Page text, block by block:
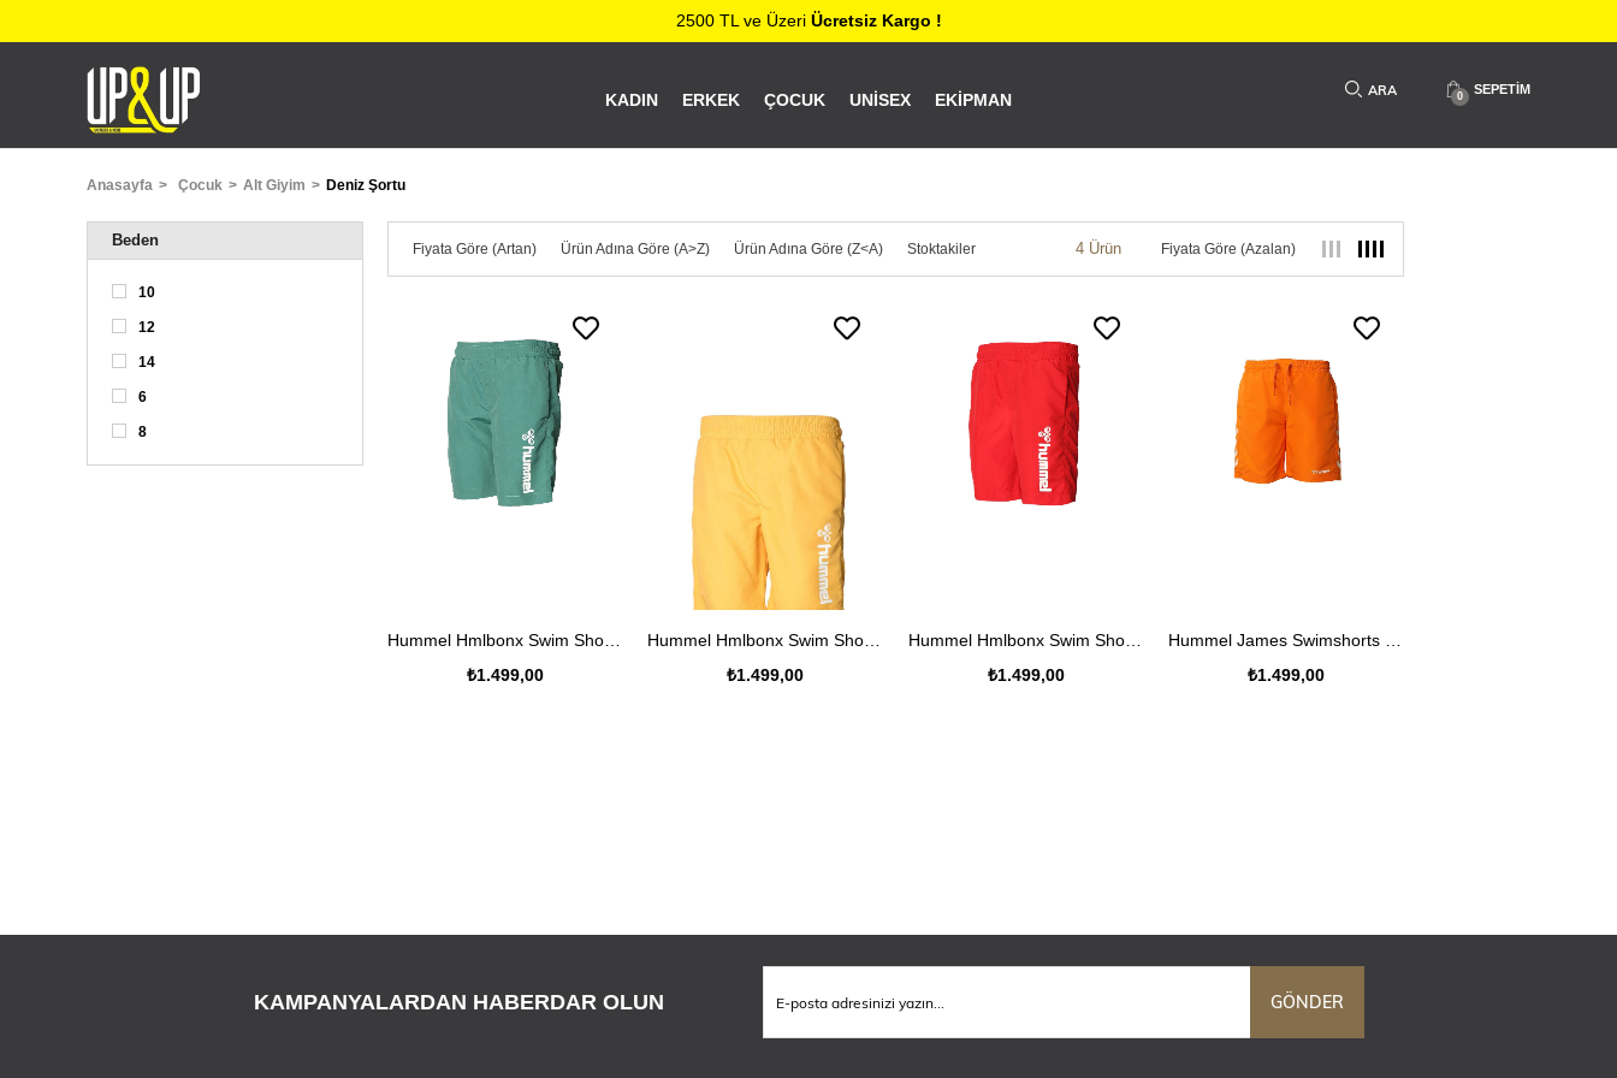
2500 TL ve Üzeri Ücretsiz Kargo !
SEPETIM
0
KADIN ERKEK ÇOCUK UNISEX EKIPMAN
Anasayfa Çocuk Alt Giyim Deniz Şortu
Beden
10
12
14
6
8
Fiyata Göre (Artan) Fiyata Göre (Azalan)
Ürün Adına Göre (A>Z) Ürün Adına Göre (Z<A) Stoktakiler 4 Ürün
₺1.499,00
₺1.499,00
Hummel Hmlbonx Swim Shorts Çocuk Kirmizi Deniz Şortu
₺1.499,00
₺1.499,00
KAMPANYALARDAN HABERDAR OLUN GÖNDER